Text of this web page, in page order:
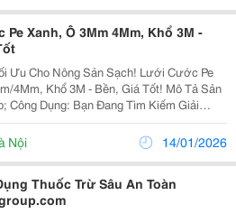
Xanh, Ô 3Mm 4Mm, Khổ 3M -
Ưu Cho Nông Sản Sạch! Lưới Cước Pe
4Mm, Khổ 3M - Bền, Giá Tốt! Mô Tả Sản
Công Dụng: Bạn Đang Tìm Kiếm Giải
Nông Sản Hiệu Quả, Sạch Sẽ Và Tiết
Sức? Lưới Cước Pe (Polyethylene) Màu
Nội 14/01/2026
Thuốc Trừ Sâu An Toàn